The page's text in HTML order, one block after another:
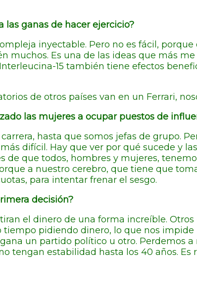
ganas de hacer ejercicio?
inyectable. Pero no es fácil,
muchos. Es una de las ideas que más
15 también tiene efectos
de otros países van en un Ferrari,
las mujeres a ocupar puestos de
hasta que somos jefas de grupo.
difícil. Hay que ver por qué sucede y
de que todos, hombres y mujeres,
a nuestro cerebro, que tiene que
para intentar frenar el sesgo.
decisión?
el dinero de una forma increíble.
pidiendo dinero, lo que nos
un partido político u otro. Perdemos
tengan estabilidad hasta los 40 años. Es